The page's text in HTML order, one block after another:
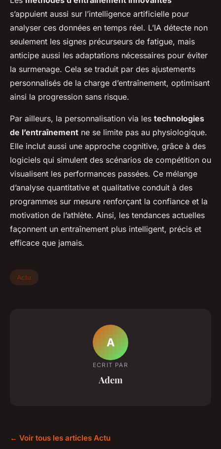
s’appuient aussi sur l’intelligence artificielle pour
analyser ces données en temps réel. L’IA détecte non
seulement les signes précurseurs de fatigue, mais
anticipe aussi les adaptations nécessaires pour éviter
la surmenage. Cela se traduit par des ajustements
personnalisés de la charge d’entraînement, optimisant
ainsi la progression sans risque.
Par ailleurs, la personnalisation via les technologies
de l’entraînement ne se limite pas au physiologique.
Elle inclut aussi une approche cognitive, grâce à des
logiciels qui simulent des scénarios de compétition ou
visualisent les performances passées. Ce mélange
d’analyse quantitative et qualitative conduit à des
programmes sur mesure renforçant la confiance et la
motivation de l’athlète. Ainsi, les tendances actuelles
façonnent un entraînement plus intelligent, précis et
efficace que jamais.
Actu
A
ECRIT PAR
Adem
← Voir tous les articles Actu